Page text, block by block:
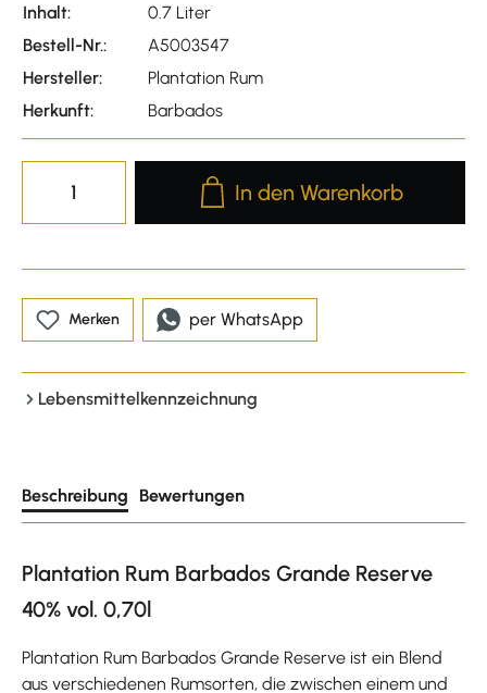
Inhalt:
0.7 Liter
Bestell-Nr.:
A5003547
Hersteller:
Plantation Rum
Herkunft:
Barbados
Produkt Anzahl: Gib den
In den Warenkorb
Merken per WhatsApp
Lebensmittelkennzeichnung
Beschreibung Bewertungen
Plantation Rum Barbados Grande Reserve
40% vol. 0,70l
Plantation Rum Barbados Grande Reserve ist ein Blend
aus verschiedenen Rumsorten, die zwischen einem und